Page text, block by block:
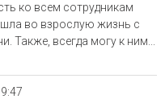
ко всем сотрудникам
во взрослую жизнь с
Также, всегда могу к ним...